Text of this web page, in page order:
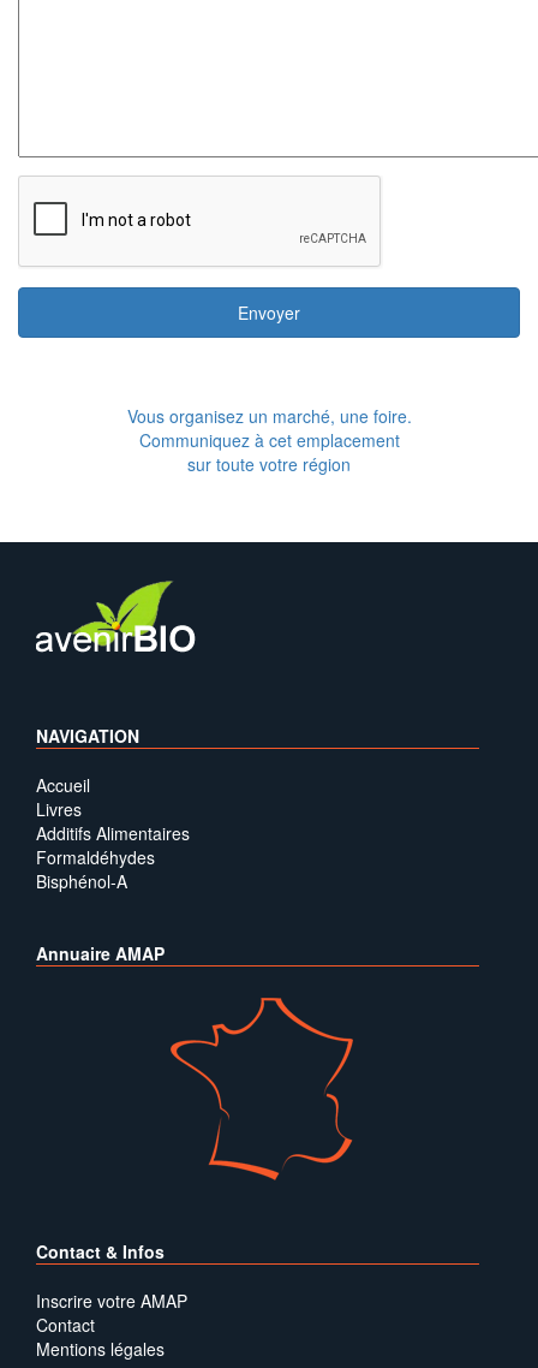
Envoyer
Vous organisez un marché, une foire.
Communiquez à cet emplacement
sur toute votre région
NAVIGATION
Accueil
Livres
Additifs Alimentaires
Formaldéhydes
Bisphénol-A
Annuaire AMAP
Contact & Infos
Inscrire votre AMAP
Contact
Mentions légales